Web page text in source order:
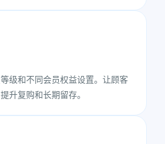
级和不同会员权益设置。让顾客
升复购和长期留存。